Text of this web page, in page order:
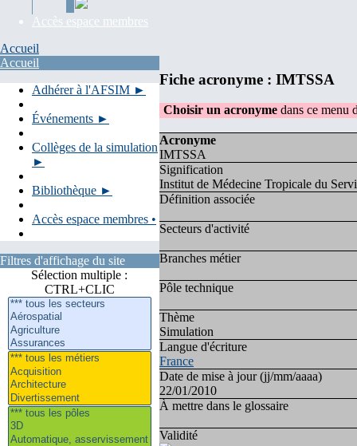
Accès espace membres
Accueil
Accueil
Adhérer à l'AFSIM ►
Événements ►
Collèges de la simulation
►
Bibliothèque ►
Accès espace membres •
Filtres d'affichage du site
Sélection multiple :
CTRL+CLIC
Fiche acronyme : IMTSSA
Choisir un acronyme dans ce menu
Acronyme
IMTSSA
Signification
Institut de Médecine Tropicale du
Définition associée
Secteurs d'activité
Branches métier
Pôle technique
Thème
Simulation
Langue d'écriture
France
Date de mise à jour (jj/mm/aaaa)
22/01/2010
À mettre dans le glossaire
Validité